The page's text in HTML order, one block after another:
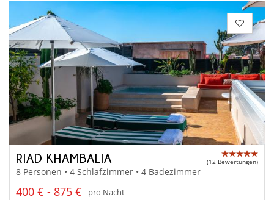
RIAD KHAMBALIA (12 Bewertungen)
8 Personen • 4 Schlafzimmer • 4 Badezimmer
400 € - 875 €
pro Nacht